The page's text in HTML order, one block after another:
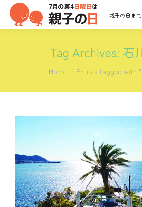
Tag Archives: 石
You are here:
Home Entries tagged with